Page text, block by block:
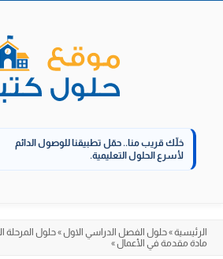
خلّك قريب منا.. حمّل تطبيقنا للوصول الدائم
لأسرع الحلول التعليمية.
الرئيسية»حلول الفصل الدراسي الاول»حلول المرحلة
مادة مقدمة في الأعمال»